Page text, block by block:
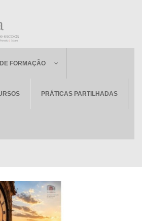
FORMAÇÃO
PRÁTICAS PARTILHADAS